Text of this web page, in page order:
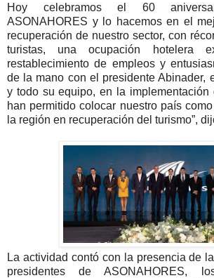
Hoy celebramos el 60
ASONAHORES y lo hacemos en el
recuperación de nuestro sector, con
turistas, una ocupación hotelera
restablecimiento de empleos y
de la mano con el presidente Abinader,
y todo su equipo, en la
han permitido colocar nuestro país
la región en recuperación del turismo”,
La actividad contó con la presencia de
presidentes de ASONAHORES,